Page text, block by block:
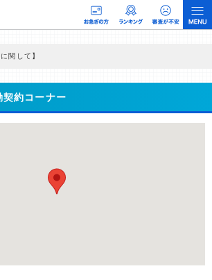
関して】
ではなく、当編集部の調査／ユーザーへの口コミ収集な
た情報提供を行っています。
契約コーナー